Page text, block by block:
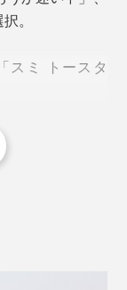
。
スミ トースタ
？いつものト
ボングラファ